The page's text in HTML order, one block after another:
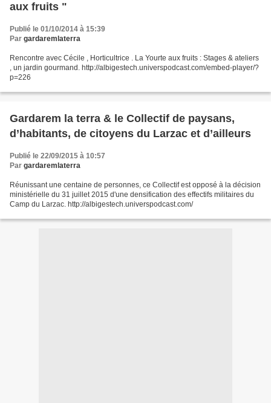
aux fruits "
Publié le 01/10/2014 à 15:39
Par gardaremlaterra
Rencontre avec Cécile , Horticultrice . La Yourte aux fruits : Stages & ateliers
, un jardin gourmand. http://albigestech.universpodcast.com/embed-player/?
p=226
Gardarem la terra & le Collectif de paysans,
d’habitants, de citoyens du Larzac et d’ailleurs
Publié le 22/09/2015 à 10:57
Par gardaremlaterra
Réunissant une centaine de personnes, ce Collectif est opposé à la décision
ministérielle du 31 juillet 2015 d'une densification des effectifs militaires du
Camp du Larzac. http://albigestech.universpodcast.com/